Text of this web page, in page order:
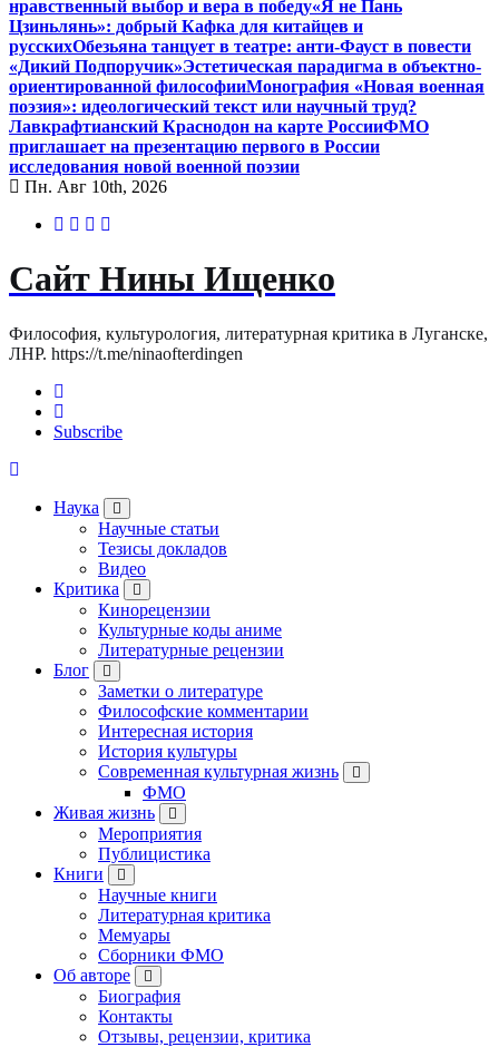
нравственный выбор и вера в победу«Я не Пань
Цзиньлянь»: добрый Кафка для китайцев и
русскихОбезьяна танцует в театре: анти-Фауст в повести
«Дикий Подпоручик»Эстетическая парадигма в объектно-
ориентированной философииМонография «Новая военная
поэзия»: идеологический текст или научный труд?
Лавкрафтианский Краснодон на карте РоссииФМО
приглашает на презентацию первого в России
исследования новой военной поэзии
Пн. Авг 10th, 2026
Сайт Нины Ищенко
Философия, культурология, литературная критика в Луганске,
ЛНР. https://t.me/ninaofterdingen
Subscribe
Наука
Научные статьи
Тезисы докладов
Видео
Критика
Кинорецензии
Культурные коды аниме
Литературные рецензии
Блог
Заметки о литературе
Философские комментарии
Интересная история
История культуры
Современная культурная жизнь
ФМО
Живая жизнь
Мероприятия
Публицистика
Книги
Научные книги
Литературная критика
Мемуары
Сборники ФМО
Об авторе
Биография
Контакты
Отзывы, рецензии, критика